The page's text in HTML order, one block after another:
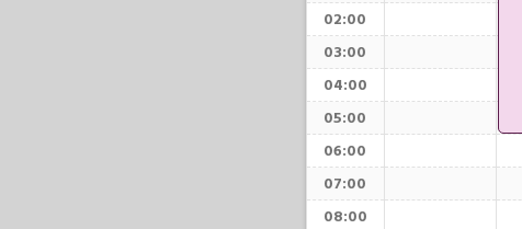
02:00
03:00
04:00
05:00
06:00
07:00
08:00